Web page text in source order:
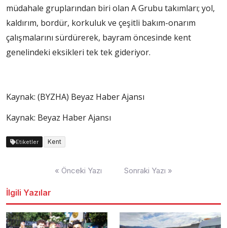
müdahale gruplarından biri olan A Grubu takımları; yol,
kaldırım, bordür, korkuluk ve çeşitli bakım-onarım
çalışmalarını sürdürerek, bayram öncesinde kent
genelindeki eksikleri tek tek gideriyor.
Kaynak: (BYZHA) Beyaz Haber Ajansı
Kaynak: Beyaz Haber Ajansı
Etiketler Kent
« Önceki Yazı Sonraki Yazı »
İlgili Yazılar